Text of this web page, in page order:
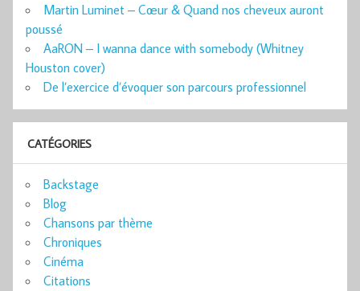
Martin Luminet – Cœur & Quand nos cheveux auront
poussé
AaRON – I wanna dance with somebody (Whitney
Houston cover)
De l’exercice d’évoquer son parcours professionnel
CATÉGORIES
Backstage
Blog
Chansons par thème
Chroniques
Cinéma
Citations